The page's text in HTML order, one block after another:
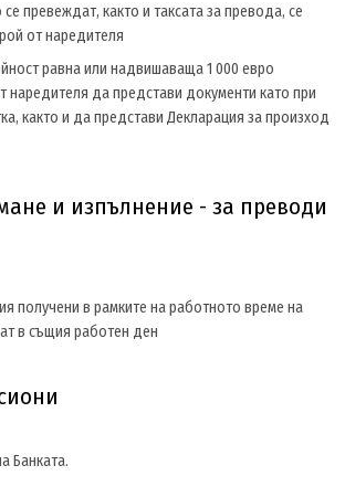
превеждат, както и таксата за превода, се
от наредителя
равна или надвишаваща 1 000 евро
наредителя да представи документи като при
както и да представи Декларация за произход
и изпълнение - за преводи
получени в рамките на работното време на
в същия работен ден
Банката.